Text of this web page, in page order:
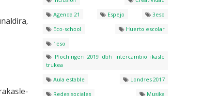
Agenda 21
Espejo
3eso
Eco-school
Huerto escolar
1eso
Plochingen 2019 dbh intercambio ikasle
trukea
Aula estable
Londres 2017
Redes sociales
Musika